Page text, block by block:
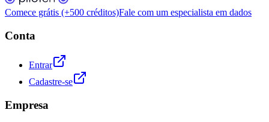
Comece grátis (+500 créditos)Fale com um especialista em dados
Conta
Entrar
Cadastre-se
Empresa